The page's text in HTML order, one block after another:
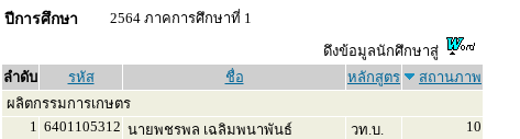
ปีการศึกษา
2564 ภาคการศึกษาที่ 1
ดึงข้อมูลนักศึกษาสู่
ลำดับ
รหัส ชื่อ หลักสูตร
สถานภาพ
ผลิตกรรมการเกษตร
1 6401105312 นายพชรพล เฉลิมพนาพันธ์ วท.บ.
10